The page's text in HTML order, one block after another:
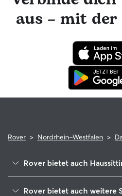
hat die Möglichkeit,
Anspruch zu nehmen. Im
während der Buchung kannst
für tierärztliche Behandlungen
aus – mit der
Rover > Nordrhein-Westfalen >
Rover bietet auch
Rover bietet auch weitere